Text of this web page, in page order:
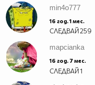
min4o777
16 год. 1 мес.
СЛЕДВАЙ259
mapcianka
16 год. 7 мес.
СЛЕДВАЙ1